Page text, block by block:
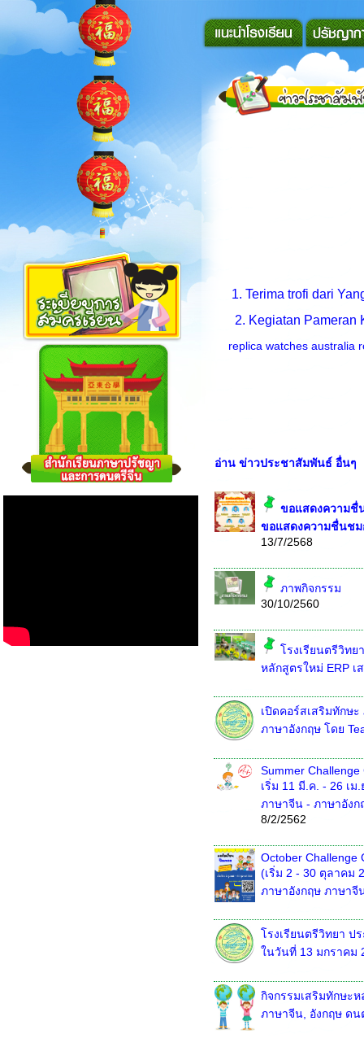
1. Terima trofi dari
2. Kegiatan Pameran
replica watches australia
อ่าน ข่าวประชาสัมพันธ์ อื่นๆ
ขอแสดงความชื่
ขอแสดงความชื่นชม
13/7/2568
ภาพกิจกรรม
30/10/2560
โรงเรียนตรีวิทย
หลักสูตรใหม่ ERP
เปิดคอร์สเสริมทักษ
ภาษาอังกฤษ โดย
Summer Challenge
เริ่ม 11 มี.ค. - 26 เม.
ภาษาจีน - ภาษาอัง
8/2/2562
October Challenge
(เริ่ม 2 - 30 ตุลาคม
ภาษาอังกฤษ ภาษา
โรงเรียนตรีวิทยา ป
ในวันที่ 13 มกราคม
กิจกรรมเสริมทักษะห
ภาษาจีน, อังกฤษ ดน